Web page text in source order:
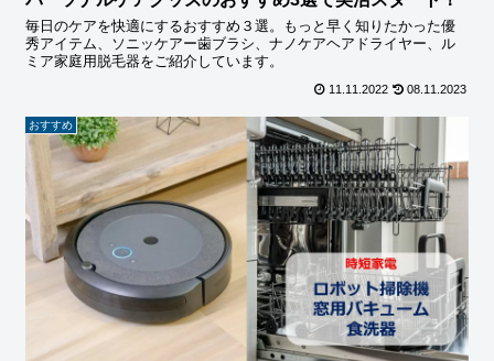
毎日のケアを快適にするおすすめ３選。もっと早く知りたかった優
秀アイテム、ソニッケアー歯ブラシ、ナノケアヘアドライヤー、ル
ミア家庭用脱毛器をご紹介しています。
11.11.2022 08.11.2023
おすすめ